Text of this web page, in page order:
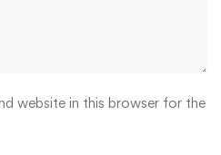
website in this browser for the